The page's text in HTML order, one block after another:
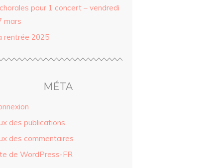
pour 1 concert – vendredi
mars
rentrée 2025
MÉTA
des publications
des commentaires
de WordPress-FR